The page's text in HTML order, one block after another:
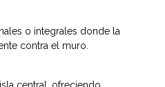
o integrales donde la
contra el muro.
central, ofreciendo